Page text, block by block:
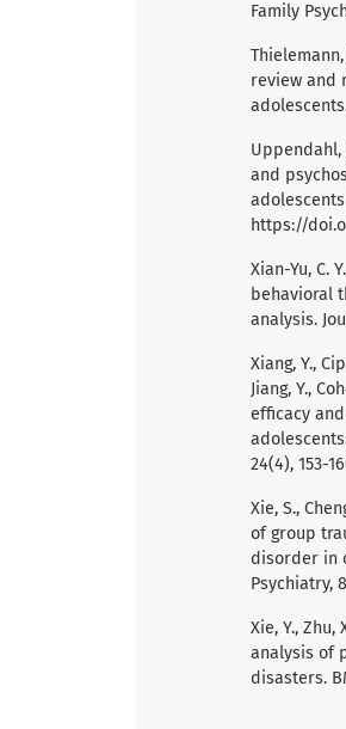
Family
Thielemann,
review and
Uppendahl,
and
https://
Xian-Yu, C.
behavioral
analysis.
Xiang, Y.,
Jiang, Y.,
efficacy
24(4), 153-
Xie, S.,
of group
disorder in
Psychiatry,
Xie, Y., Zhu,
analysis of
disasters.